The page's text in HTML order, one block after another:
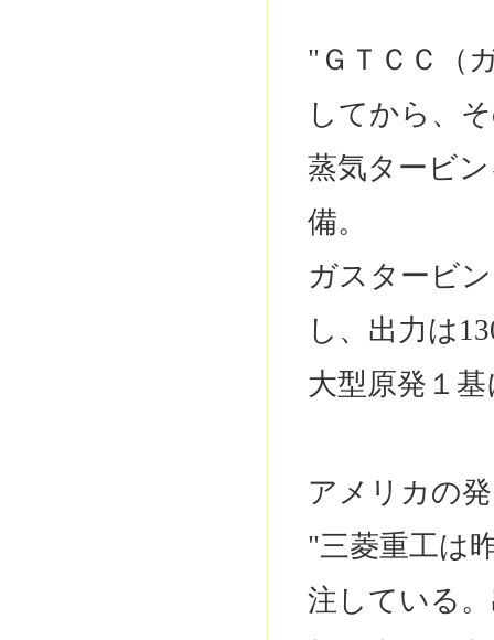
"ＧＴＣＣ（
してから、
蒸気タービ
備。
ガスタービ
し、出力は
大型原発１
アメリカの
"三菱重工は
注している